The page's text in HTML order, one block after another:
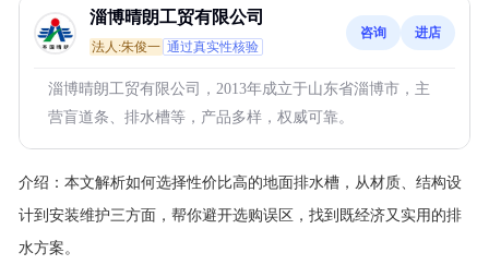
淄博晴朗工贸有限公司
法人:朱俊一 通过真实性核验
咨询 进店
淄博晴朗工贸有限公司，2013年成立于山东省淄博市，主
营盲道条、排水槽等，产品多样，权威可靠。
介绍： 本文解析如何选择性价比高的地面排水槽，从材质、结构设
计到安装维护三方面，帮你避开选购误区，找到既经济又实用的排
水方案。